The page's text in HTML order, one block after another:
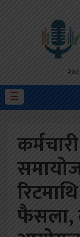
☰
मैथिली
प्रदेश
विचार
स्वास्थ्य
कर्मचारी
फैसला,